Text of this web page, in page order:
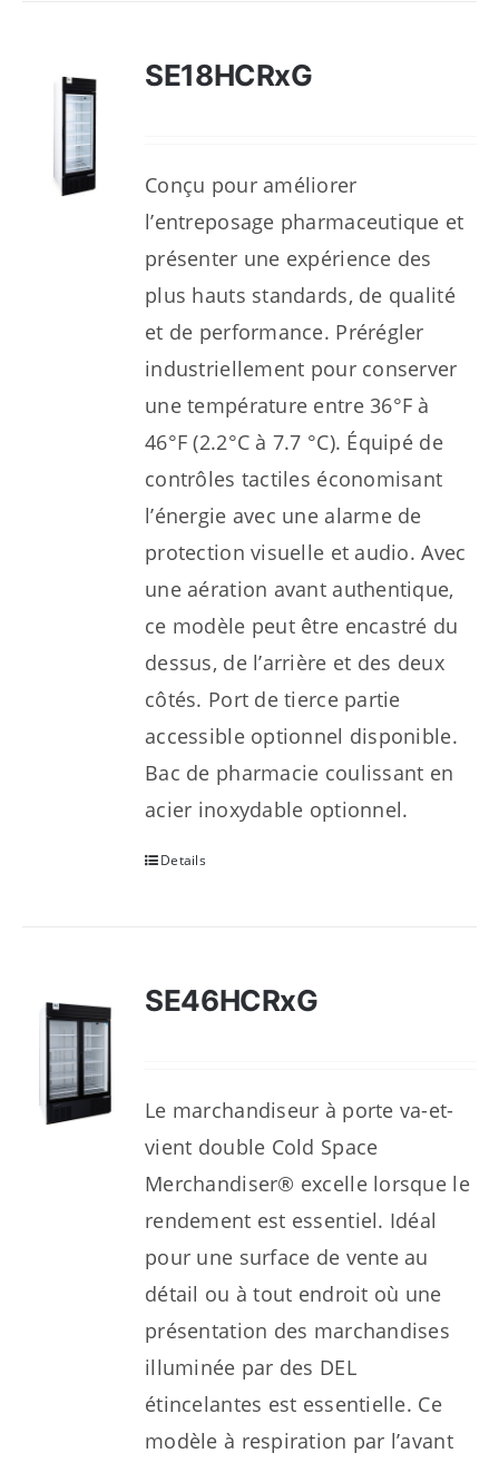
SE18HCRxG
Conçu pour améliorer
l’entreposage pharmaceutique et
présenter une expérience des
plus hauts standards, de qualité
et de performance. Prérégler
industriellement pour conserver
une température entre 36°F à
46°F (2.2°C à 7.7 °C). Équipé de
contrôles tactiles économisant
l’énergie avec une alarme de
protection visuelle et audio. Avec
une aération avant authentique,
ce modèle peut être encastré du
dessus, de l’arrière et des deux
côtés. Port de tierce partie
accessible optionnel disponible.
Bac de pharmacie coulissant en
acier inoxydable optionnel.
Details
SE46HCRxG
Le marchandiseur à porte va-et-
vient double Cold Space
Merchandiser® excelle lorsque le
rendement est essentiel. Idéal
pour une surface de vente au
détail ou à tout endroit où une
présentation des marchandises
illuminée par des DEL
étincelantes est essentielle. Ce
modèle à respiration par l’avant